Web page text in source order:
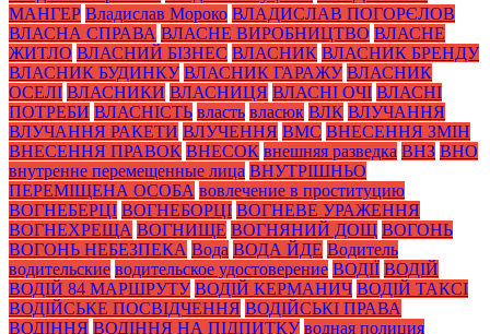
МАНГЕР Владислав Мороко ВЛАДИСЛАВ ПОГОРЄЛОВ
ВЛАСНА СПРАВА ВЛАСНЕ ВИРОБНИЦТВО ВЛАСНЕ
ЖИТЛО ВЛАСНИЙ БІЗНЕС ВЛАСНИК ВЛАСНИК БРЕНДУ
ВЛАСНИК БУДИНКУ ВЛАСНИК ГАРАЖУ ВЛАСНИК
ОСЕЛІ ВЛАСНИКИ ВЛАСНИЦЯ ВЛАСНІ ОЧІ ВЛАСНІ
ПОТРЕБИ ВЛАСНІСТЬ власть власюк ВЛК ВЛУЧАННЯ
ВЛУЧАННЯ РАКЕТИ ВЛУЧЕННЯ ВМС ВНЕСЕННЯ ЗМІН
ВНЕСЕННЯ ПРАВОК ВНЕСОК внешняя разведка ВНЗ ВНО
внутренне перемещенные лица ВНУТРІШНЬО
ПЕРЕМІЩЕНА ОСОБА вовлечение в проституцию
ВОГНЕБЕРЦІ ВОГНЕБОРЦІ ВОГНЕВЕ УРАЖЕННЯ
ВОГНЕХРЕЩА ВОГНИЩЕ ВОГНЯНИЙ ДОЩ ВОГОНЬ
ВОГОНЬ НЕБЕЗПЕКА Вода ВОДА ЙДЕ Водитель
водительские водительское удостоверение ВОДІЇ ВОДІЙ
ВОДІЙ 84 МАРШРУТУ ВОДІЙ КЕРМАНИЧ ВОДІЙ ТАКСІ
ВОДІЙСЬКЕ ПОСВІДЧЕННЯ ВОДІЙСЬКІ ПРАВА
ВОДІННЯ ВОДІННЯ НА ПІДПИТКУ водная полиция